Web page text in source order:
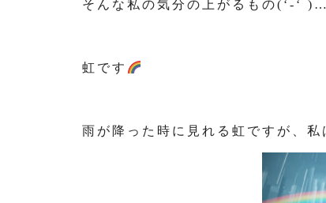
そんな私の気分の上がるもの(‘-‘
虹です
雨が降った時に見れる虹ですが、私